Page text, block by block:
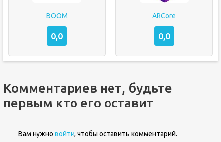
BOOM
0,0
ARCore
0,0
Комментариев нет, будьте
первым кто его оставит
Вам нужно войти, чтобы оставить комментарий.